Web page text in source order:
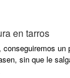
en tarros
un
sin que le